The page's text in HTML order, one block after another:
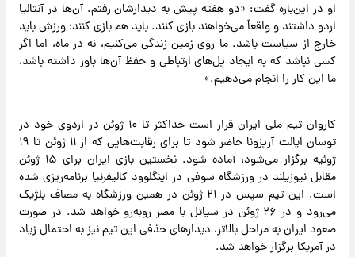
او در این‌باره گفت: «دو هفته پیش به دیدارشان رفتم. آن‌ها در آنتالیا
اردو داشتند و واقعاً می‌خواهند بازی کنند. باید هم بازی کنند؛ ورزش باید
خارج از سیاست باشد. ما روی زمین زندگی می‌کنیم، نه در ماه، اما اگر
کسی نباشد که به ایجاد پل‌های ارتباطی و حفظ آن‌ها باور داشته باشد،
ما این کار را انجام می‌دهیم.»
کاروان تیم ملی ایران قرار است حداکثر تا ۱۰ ژوئن در اردوی خود در
توسان ایالت آریزونا حاضر شود تا برای رقابت‌هایی که از ۱۱ ژوئن تا ۱۹
ژوئیه برگزار می‌شود، آماده شود. نخستین بازی ایران برای ۱۵ ژوئن
مقابل نیوزیلند در ورزشگاه سوفی در اینگلوود کالیفرنیا برنامه‌ریزی شده
است. این تیم سپس در ۲۱ ژوئن در همین ورزشگاه به مصاف بلژیک
می‌رود و در ۲۶ ژوئن در سیاتل با مصر روبه‌رو خواهد شد. در صورت
صعود ایران به مراحل بالاتر، دیدارهای حذفی این تیم نیز به احتمال زیاد
در آمریکا برگزار خواهد شد.